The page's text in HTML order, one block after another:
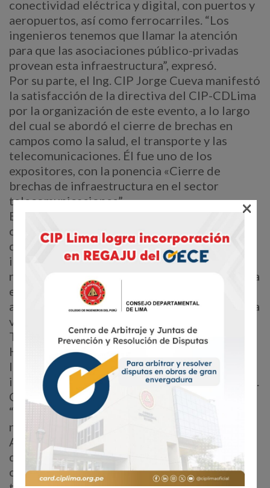
conectividad eléctrica y digital, con puertos y
aeropuertos, así como ferrocarriles. “Los
ingenieros tenemos que llamar la atención
para que las asociaciones público-privadas
provean esta infraestructura”, expresó.
Por su parte, el Ing. CIP Jorge Cueva manifestó
la satisfacción de la directiva del CIP-CDLima
por la organización de este evento, a lo largo
del cual se abordó el cierre de brechas en
campos como la salud, el transporte y las
telecomunicaciones. Él fue uno de los
expositores, con la ponencia «Cierre de
brechas de infraestructura en el sector
telecomunicaciones”.
En tanto, el Ing. CIP César Torres destacó la
calidad de los expositores y panelistas, que se
dieron cita durante estos días, permitiendo el
intercambio de experiencias, el debate y la
realización de propuestas. Él también tuvo una
exposición a su cargo, titulada “Situación
actual y cierre de brechas en la infraestructura
vial”.
También expusieron el Ing. CIP Luis
Hernández Ibáñez, presidente del CARD, con
la ponencia “Cierre de brechas de
infraestructura y gestión contractual”; y el Ing.
CIP Alexis Rodríguez, con la exposición
“Gestión estratégica de infraestructura
nacional”.
A lo largo de estos tres días, hubo un total de
doce exposiciones, cada una de las cuales fue
complementada por panelistas expertos en el
×